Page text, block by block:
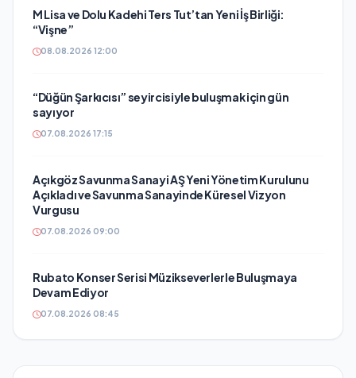
M Lisa ve Dolu Kadehi Ters Tut’tan Yeni İş Birliği:
“Vişne”
08.08.2026 12:00
“Düğün Şarkıcısı” seyircisiyle buluşmak için gün
sayıyor
07.08.2026 17:15
Açıkgöz Savunma Sanayi AŞ Yeni Yönetim Kurulunu
Açıkladı ve Savunma Sanayinde Küresel Vizyon
Vurgusu
07.08.2026 09:00
Rubato Konser Serisi Müzikseverlerle Buluşmaya
Devam Ediyor
07.08.2026 08:45